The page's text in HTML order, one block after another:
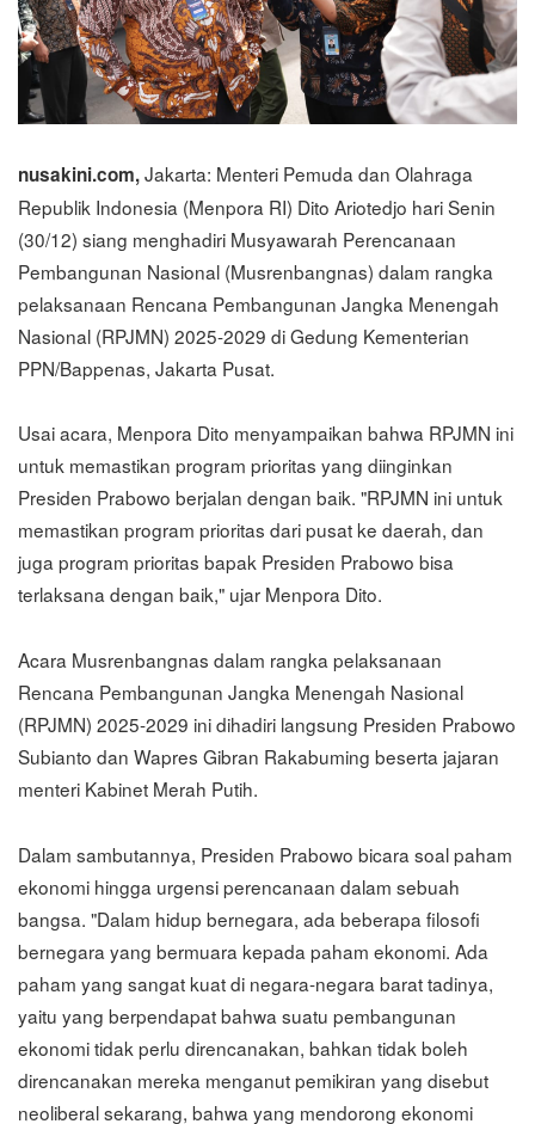
nusakini.com,Jakarta: Menteri Pemuda dan Olahraga
Republik Indonesia (Menpora RI) Dito Ariotedjo hari Senin
(30/12) siang menghadiri Musyawarah Perencanaan
Pembangunan Nasional (Musrenbangnas) dalam rangka
pelaksanaan Rencana Pembangunan Jangka Menengah
Nasional (RPJMN) 2025-2029 di Gedung Kementerian
PPN/Bappenas, Jakarta Pusat.
Usai acara, Menpora Dito menyampaikan bahwa RPJMN ini
untuk memastikan program prioritas yang diinginkan
Presiden Prabowo berjalan dengan baik. "RPJMN ini untuk
memastikan program prioritas dari pusat ke daerah, dan
juga program prioritas bapak Presiden Prabowo bisa
terlaksana dengan baik," ujar Menpora Dito.
Acara Musrenbangnas dalam rangka pelaksanaan
Rencana Pembangunan Jangka Menengah Nasional
(RPJMN) 2025-2029 ini dihadiri langsung Presiden Prabowo
Subianto dan Wapres Gibran Rakabuming beserta jajaran
menteri Kabinet Merah Putih.
Dalam sambutannya, Presiden Prabowo bicara soal paham
ekonomi hingga urgensi perencanaan dalam sebuah
bangsa. "Dalam hidup bernegara, ada beberapa filosofi
bernegara yang bermuara kepada paham ekonomi. Ada
paham yang sangat kuat di negara-negara barat tadinya,
yaitu yang berpendapat bahwa suatu pembangunan
ekonomi tidak perlu direncanakan, bahkan tidak boleh
direncanakan mereka menganut pemikiran yang disebut
neoliberal sekarang, bahwa yang mendorong ekonomi